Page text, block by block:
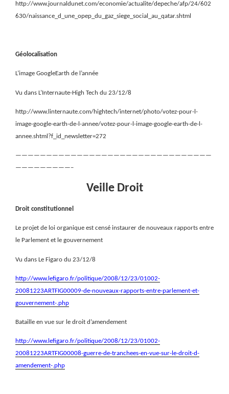
http://www.journaldunet.com/economie/actualite/depeche/afp/24/602
630/naissance_d_une_opep_du_gaz_siege_social_au_qatar.shtml
Géolocalisation
L’image GoogleEarth de l’année
Vu dans L’Internaute-High Tech du 23/12/8
http://www.linternaute.com/hightech/internet/photo/votez-pour-l-
image-google-earth-de-l-annee/votez-pour-l-image-google-earth-de-l-
annee.shtml?f_id_newsletter=272
————————————————————————————————
—————————–
Veille Droit
Droit constitutionnel
Le projet de loi organique est censé instaurer de nouveaux rapports entre
le Parlement et le gouvernement
Vu dans Le Figaro du 23/12/8
http://www.lefigaro.fr/politique/2008/12/23/01002-
20081223ARTFIG00009-de-nouveaux-rapports-entre-parlement-et-
gouvernement-.php
Bataille en vue sur le droit d’amendement
http://www.lefigaro.fr/politique/2008/12/23/01002-
20081223ARTFIG00008-guerre-de-tranchees-en-vue-sur-le-droit-d-
amendement-.php